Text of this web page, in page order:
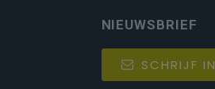
NIEUWSBRIEF
SCHRIJF IN